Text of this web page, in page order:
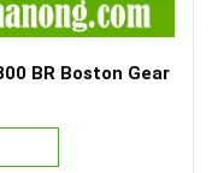
BR Boston Gear